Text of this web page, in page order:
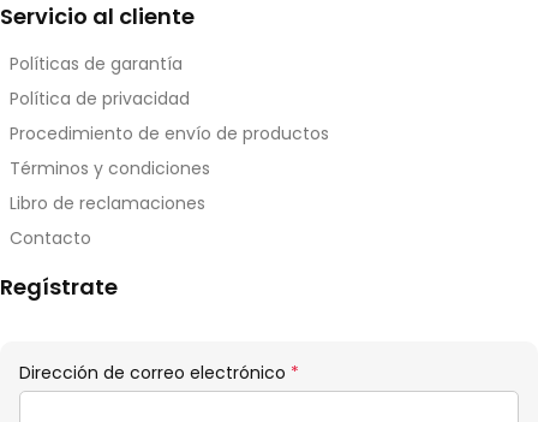
Servicio al cliente
Políticas de garantía
Política de privacidad
Procedimiento de envío de productos
Términos y condiciones
Libro de reclamaciones
Contacto
Regístrate
Dirección de correo electrónico *